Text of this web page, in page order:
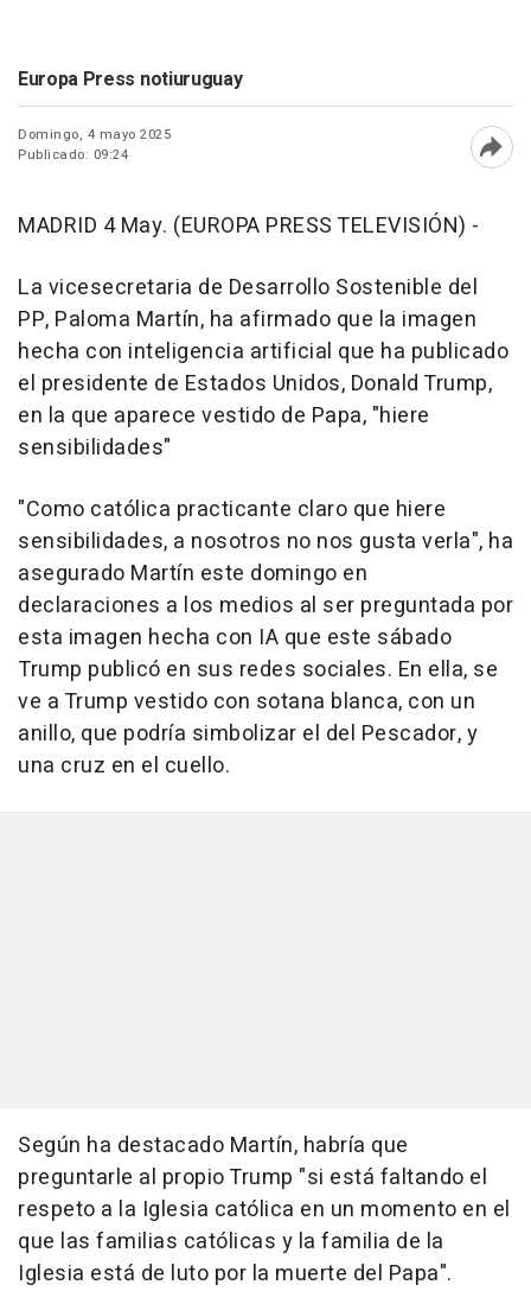
Europa Press notiuruguay
Domingo, 4 mayo 2025
Publicado: 09:24
MADRID 4 May. (EUROPA PRESS TELEVISIÓN) -
La vicesecretaria de Desarrollo Sostenible del
PP, Paloma Martín, ha afirmado que la imagen
hecha con inteligencia artificial que ha publicado
el presidente de Estados Unidos, Donald Trump,
en la que aparece vestido de Papa, "hiere
sensibilidades"
"Como católica practicante claro que hiere
sensibilidades, a nosotros no nos gusta verla", ha
asegurado Martín este domingo en
declaraciones a los medios al ser preguntada por
esta imagen hecha con IA que este sábado
Trump publicó en sus redes sociales. En ella, se
ve a Trump vestido con sotana blanca, con un
anillo, que podría simbolizar el del Pescador, y
una cruz en el cuello.
Según ha destacado Martín, habría que
preguntarle al propio Trump "si está faltando el
respeto a la Iglesia católica en un momento en el
que las familias católicas y la familia de la
Iglesia está de luto por la muerte del Papa".